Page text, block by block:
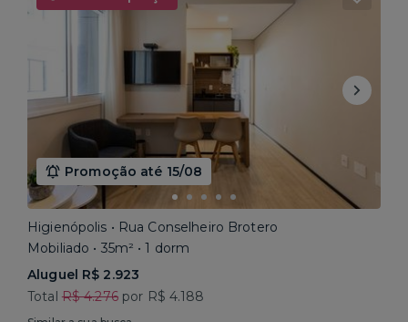
Promoção até 15/08
Higienópolis • Rua Conselheiro Brotero
Mobiliado • 35m² • 1 dorm
Aluguel R$ 2.923
Total R$ 4.276por R$ 4.188